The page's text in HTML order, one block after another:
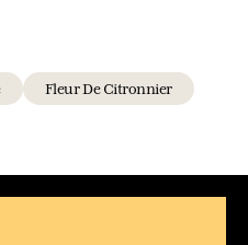
Fleur De Citronnier